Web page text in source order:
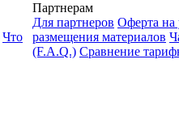
Что
Партнерам
Для партнеров Оферта на
размещения материалов
(F.A.Q.) Cравнение